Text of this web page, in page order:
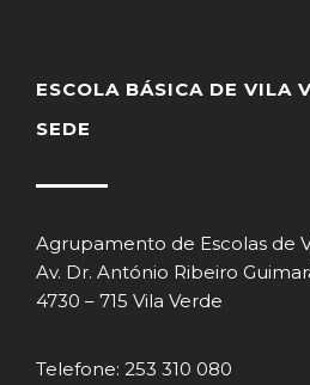
ESCOLA BÁSICA DE VILA
SEDE
Agrupamento de Escolas de
Av. Dr. António Ribeiro
4730 – 715 Vila Verde
Telefone: 253 310 080